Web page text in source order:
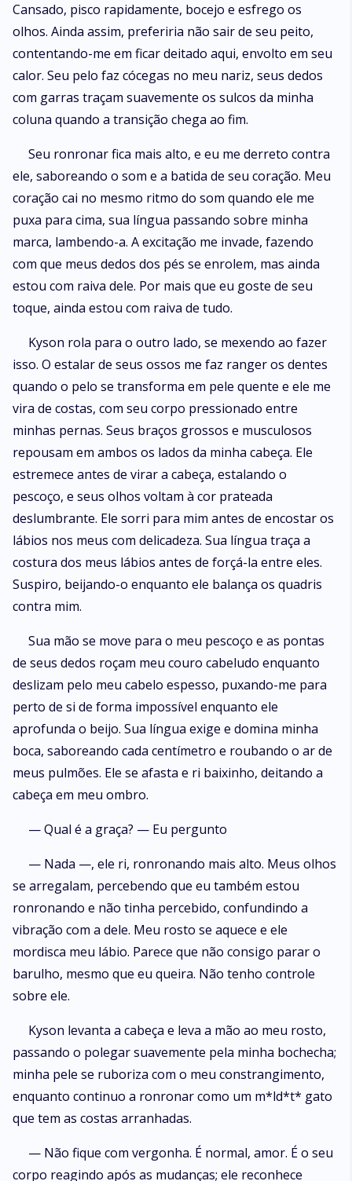
Cansado, pisco rapidamente, bocejo e esfrego os
olhos. Ainda assim, preferiria não sair de seu peito,
contentando-me em ficar deitado aqui, envolto em seu
calor. Seu pelo faz cócegas no meu nariz, seus dedos
com garras traçam suavemente os sulcos da minha
coluna quando a transição chega ao fim.
Seu ronronar fica mais alto, e eu me derreto contra
ele, saboreando o som e a batida de seu coração. Meu
coração cai no mesmo ritmo do som quando ele me
puxa para cima, sua língua passando sobre minha
marca, lambendo-a. A excitação me invade, fazendo
com que meus dedos dos pés se enrolem, mas ainda
estou com raiva dele. Por mais que eu goste de seu
toque, ainda estou com raiva de tudo.
Kyson rola para o outro lado, se mexendo ao fazer
isso. O estalar de seus ossos me faz ranger os dentes
quando o pelo se transforma em pele quente e ele me
vira de costas, com seu corpo pressionado entre
minhas pernas. Seus braços grossos e musculosos
repousam em ambos os lados da minha cabeça. Ele
estremece antes de virar a cabeça, estalando o
pescoço, e seus olhos voltam à cor prateada
deslumbrante. Ele sorri para mim antes de encostar os
lábios nos meus com delicadeza. Sua língua traça a
costura dos meus lábios antes de forçá-la entre eles.
Suspiro, beijando-o enquanto ele balança os quadris
contra mim.
Sua mão se move para o meu pescoço e as pontas
de seus dedos roçam meu couro cabeludo enquanto
deslizam pelo meu cabelo espesso, puxando-me para
perto de si de forma impossível enquanto ele
aprofunda o beijo. Sua língua exige e domina minha
boca, saboreando cada centímetro e roubando o ar de
meus pulmões. Ele se afasta e ri baixinho, deitando a
cabeça em meu ombro.
— Qual é a graça? — Eu pergunto
— Nada —, ele ri, ronronando mais alto. Meus olhos
se arregalam, percebendo que eu também estou
ronronando e não tinha percebido, confundindo a
vibração com a dele. Meu rosto se aquece e ele
mordisca meu lábio. Parece que não consigo parar o
barulho, mesmo que eu queira. Não tenho controle
sobre ele.
Kyson levanta a cabeça e leva a mão ao meu rosto,
passando o polegar suavemente pela minha bochecha;
minha pele se ruboriza com o meu constrangimento,
enquanto continuo a ronronar como um m*ld*t* gato
que tem as costas arranhadas.
— Não fique com vergonha. É normal, amor. É o seu
corpo reagindo após as mudanças; ele reconhece